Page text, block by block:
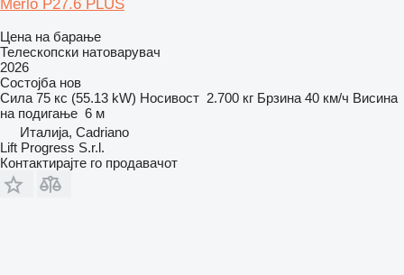
Merlo P27.6 PLUS
Цена на барање
Телескопски натоварувач
2026
Состојба нов
Сила 75 кс (55.13 kW) Носивост 2.700 кг Брзина 40 км/ч Висина
на подигање 6 м
Италија, Cadriano
Lift Progress S.r.l.
Контактирајте го продавачот